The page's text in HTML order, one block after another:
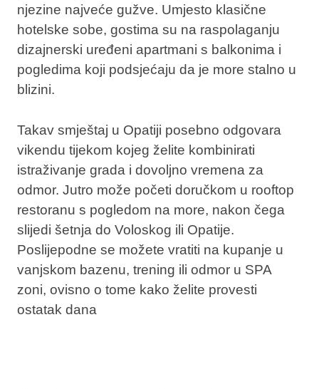
njezine najveće gužve. Umjesto klasične
hotelske sobe, gostima su na raspolaganju
dizajnerski uređeni apartmani s balkonima i
pogledima koji podsjećaju da je more stalno u
blizini.
Takav smještaj u Opatiji posebno odgovara
vikendu tijekom kojeg želite kombinirati
istraživanje grada i dovoljno vremena za
odmor. Jutro može početi doručkom u rooftop
restoranu s pogledom na more, nakon čega
slijedi šetnja do Voloskog ili Opatije.
Poslijepodne se možete vratiti na kupanje u
vanjskom bazenu, trening ili odmor u SPA
zoni, ovisno o tome kako želite provesti
ostatak dana